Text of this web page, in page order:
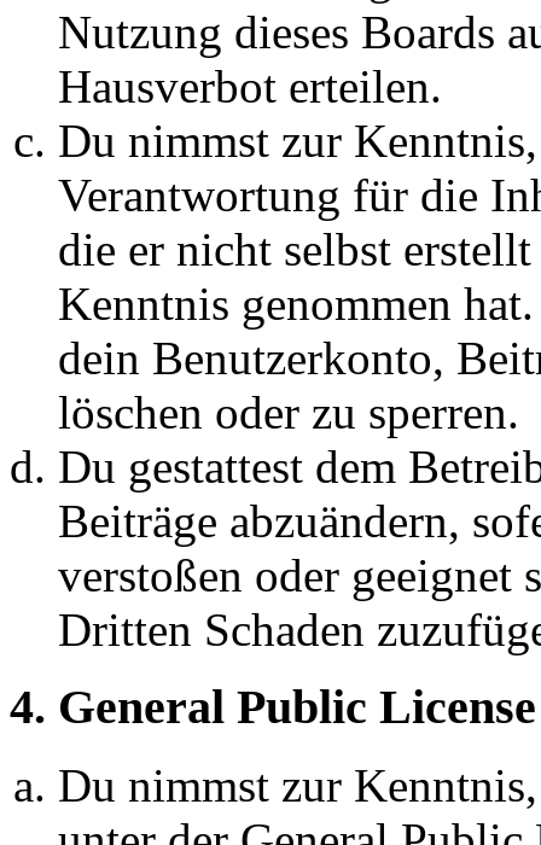
Nutzung dieses Boards
Hausverbot erteilen.
Du nimmst zur
Verantwortung für die
die er nicht selbst
Kenntnis genommen
dein Benutzerkonto,
löschen oder zu sperren.
Du gestattest dem
Beiträge abzuändern,
verstoßen oder geeignet
Dritten Schaden
4. General Public License
Du nimmst zur